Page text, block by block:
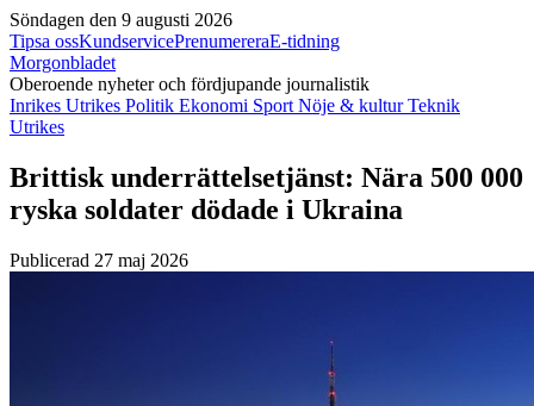
Söndagen den 9 augusti 2026
Tipsa ossKundservicePrenumereraE-tidning
Morgonbladet
Oberoende nyheter och fördjupande journalistik
Inrikes Utrikes Politik Ekonomi Sport Nöje & kulturTeknik
Utrikes
Brittisk underrättelsetjänst: Nära 500 000
ryska soldater dödade i Ukraina
Publicerad 27 maj 2026